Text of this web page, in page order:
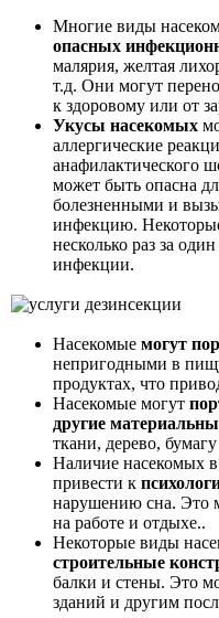
Многие виды
опасных
малярия, желтая
т.д. Они могут
к здоровому или от
Укусы насекомых
аллергические
анафилактического
может быть опасна
болезненными и
инфекцию.
несколько раз за
инфекции.
Насекомые могут
непригодными в
продуктах, что
Насекомые могут
другие
ткани, дерево,
Наличие насекомых
привести к
нарушению сна. Это
на работе и отдыхе..
Некоторые виды
строительные
балки и стены. Это
зданий и другим